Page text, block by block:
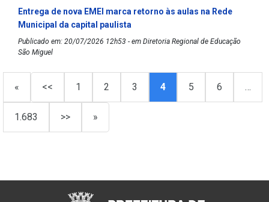
Entrega de nova EMEI marca retorno às aulas na Rede
Municipal da capital paulista
Publicado em: 20/07/2026 12h53 - em Diretoria Regional de Educação
São Miguel
« << 1 2 3 4 5 6 …
1.683 >> »